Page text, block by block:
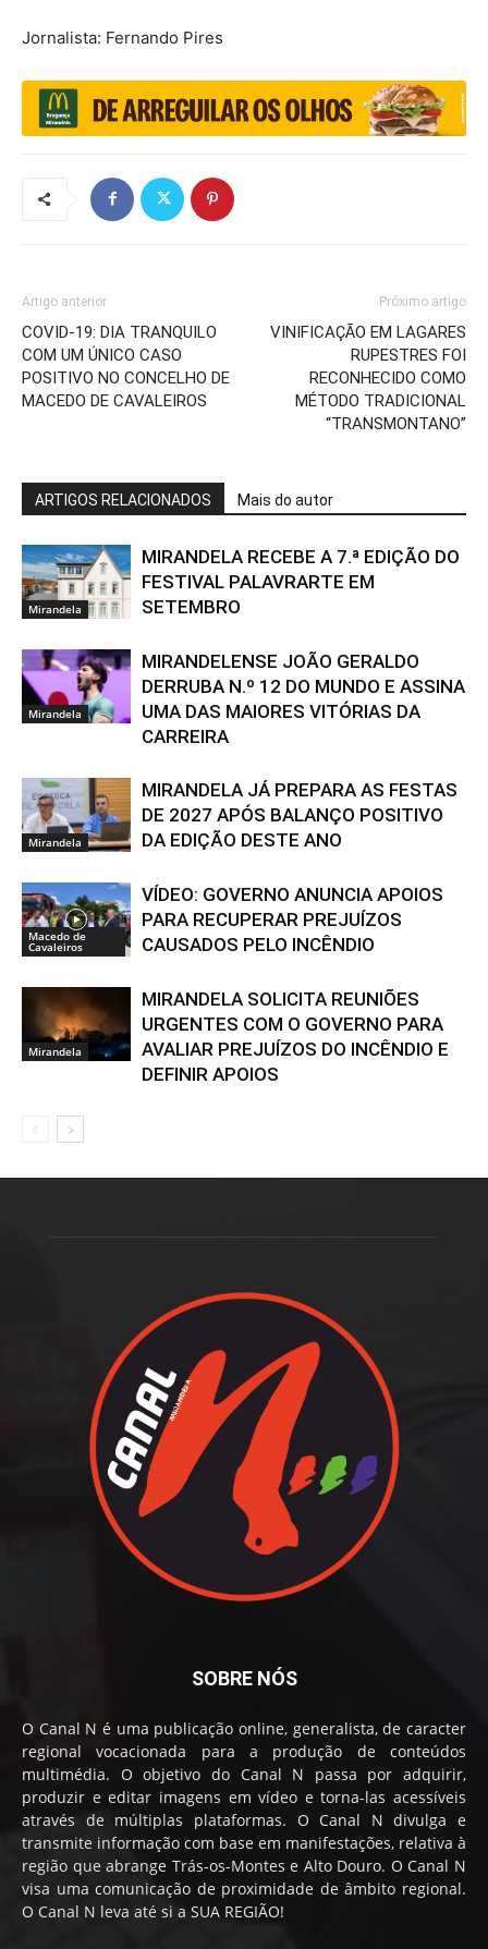
Jornalista: Fernando Pires
Artigo anterior
COVID-19: DIA TRANQUILO
COM UM ÚNICO CASO
POSITIVO NO CONCELHO DE
MACEDO DE CAVALEIROS
Próximo artigo
VINIFICAÇÃO EM LAGARES
RUPESTRES FOI
RECONHECIDO COMO
MÉTODO TRADICIONAL
“TRANSMONTANO”
ARTIGOS RELACIONADOS Mais do autor
Mirandela
MIRANDELA RECEBE A 7.ª EDIÇÃO DO
FESTIVAL PALAVRARTE EM
SETEMBRO
Mirandela
MIRANDELENSE JOÃO GERALDO
DERRUBA N.º 12 DO MUNDO E ASSINA
UMA DAS MAIORES VITÓRIAS DA
CARREIRA
Mirandela
MIRANDELA JÁ PREPARA AS FESTAS
DE 2027 APÓS BALANÇO POSITIVO
DA EDIÇÃO DESTE ANO
Macedo de
Cavaleiros
VÍDEO: GOVERNO ANUNCIA APOIOS
PARA RECUPERAR PREJUÍZOS
CAUSADOS PELO INCÊNDIO
Mirandela
MIRANDELA SOLICITA REUNIÕES
URGENTES COM O GOVERNO PARA
AVALIAR PREJUÍZOS DO INCÊNDIO E
DEFINIR APOIOS
SOBRE NÓS
O Canal N é uma publicação online, generalista, de caracter
regional vocacionada para a produção de conteúdos
multimédia. O objetivo do Canal N passa por adquirir,
produzir e editar imagens em vídeo e torna-las acessíveis
através de múltiplas plataformas. O Canal N divulga e
transmite informação com base em manifestações, relativa à
região que abrange Trás-os-Montes e Alto Douro. O Canal N
visa uma comunicação de proximidade de âmbito regional.
O Canal N leva até si a SUA REGIÃO!